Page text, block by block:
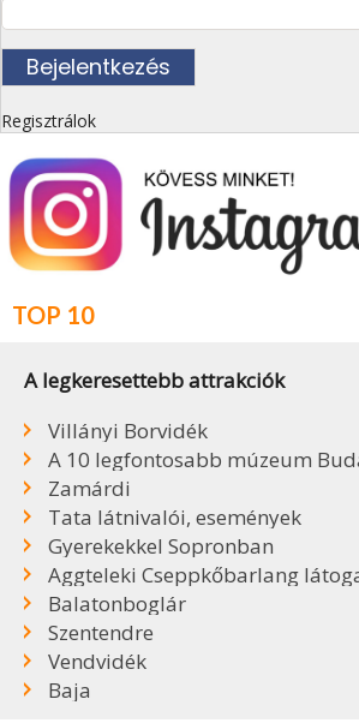
Regisztrálok
TOP 10
A legkeresettebb attrakciók
Villányi Borvidék
A 10 legfontosabb múzeum
Zamárdi
Tata látnivalói, események
Gyerekekkel Sopronban
Aggteleki Cseppkőbarlang
Balatonboglár
Szentendre
Vendvidék
Baja